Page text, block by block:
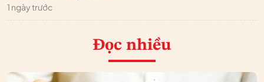
1 ngày trước
Đọc nhiều